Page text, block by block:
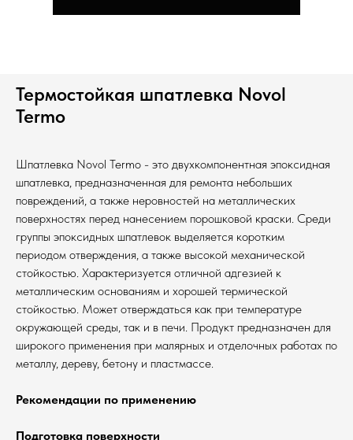
Термостойкая шпатлевка Novol
Termo
Шпатлевка Novol Termo - это двухкомпонентная эпоксидная
шпатлевка, предназначенная для ремонта небольших
повреждений, а также неровностей на металлических
поверхностях перед нанесением порошковой краски. Среди
группы эпоксидных шпатлевок выделяется коротким
периодом отверждения, а также высокой механической
стойкостью. Характеризуется отличной адгезией к
металлическим основаниям и хорошей термической
стойкостью. Может отверждаться как при температуре
окружающей среды, так и в печи. Продукт предназначен для
широкого применения при малярных и отделочных работах по
металлу, дереву, бетону и пластмассе.
Рекомендации по применению
Подготовка поверхности